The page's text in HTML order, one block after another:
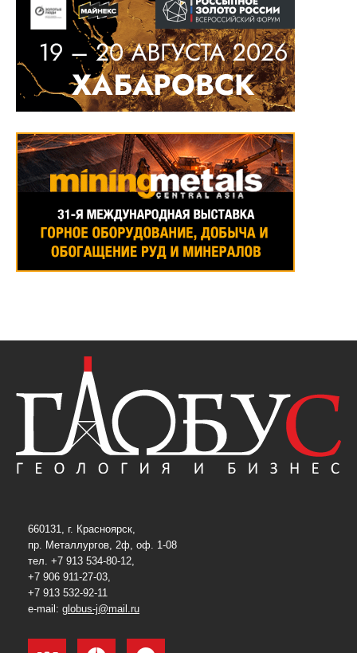
660131, г. Красноярск,
пр. Металлургов, 2ф, оф. 1-08
тел. +7 913 534-80-12,
+7 906 911-27-03,
+7 913 532-92-11
e-mail: globus-j@mail.ru